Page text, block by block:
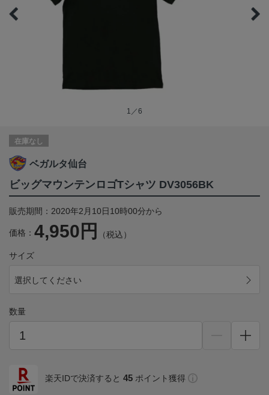
1／6
在庫なし
ベガルタ仙台
ビッグマウンテンロゴTシャツ DV3056BK
販売期間：2020年2月10日10時00分から
価格： 4,950円 （税込）
サイズ
選択してください
数量
楽天IDで決済すると 45 ポイント獲得